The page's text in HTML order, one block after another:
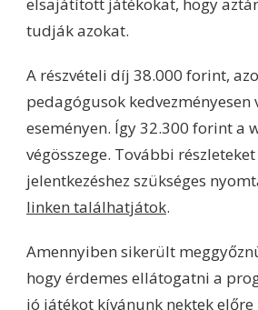
tudják azokat.
A részvételi díj 38.000 forint,
pedagógusok kedvezményesen
eseményen. Így 32.300 forint a
végösszege. További részleteket
jelentkezéshez szükséges
linken találhatjátok.
Amennyiben sikerült
hogy érdemes ellátogatni a
jó játékot kívánunk nektek előre